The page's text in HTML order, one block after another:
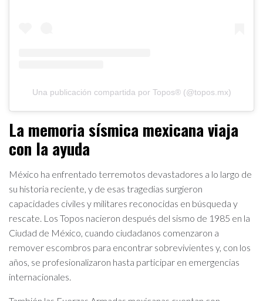
Una publicación compartida por Topos® (@topos.mx)
La memoria sísmica mexicana viaja
con la ayuda
México ha enfrentado terremotos devastadores a lo largo de
su historia reciente, y de esas tragedias surgieron
capacidades civiles y militares reconocidas en búsqueda y
rescate. Los Topos nacieron después del sismo de 1985 en la
Ciudad de México, cuando ciudadanos comenzaron a
remover escombros para encontrar sobrevivientes y, con los
años, se profesionalizaron hasta participar en emergencias
internacionales.